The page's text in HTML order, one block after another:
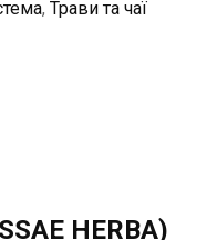
, Трави та чаї
HERBA)